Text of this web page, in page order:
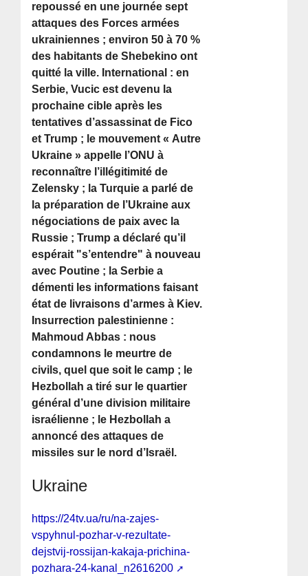
repoussé en une journée sept
attaques des Forces armées
ukrainiennes ; environ 50 à 70 %
des habitants de Shebekino ont
quitté la ville. International : en
Serbie, Vucic est devenu la
prochaine cible après les
tentatives d’assassinat de Fico
et Trump ; le mouvement « Autre
Ukraine » appelle l’ONU à
reconnaître l’illégitimité de
Zelensky ; la Turquie a parlé de
la préparation de l’Ukraine aux
négociations de paix avec la
Russie ; Trump a déclaré qu’il
espérait "s’entendre" à nouveau
avec Poutine ; la Serbie a
démenti les informations faisant
état de livraisons d’armes à Kiev.
Insurrection palestinienne :
Mahmoud Abbas : nous
condamnons le meurtre de
civils, quel que soit le camp ; le
Hezbollah a tiré sur le quartier
général d’une division militaire
israélienne ; le Hezbollah a
annoncé des attaques de
missiles sur le nord d’Israël.
Ukraine
https://24tv.ua/ru/na-zajes-
vspyhnul-pozhar-v-rezultate-
dejstvij-rossijan-kakaja-prichina-
pozhara-24-kanal_n2616200